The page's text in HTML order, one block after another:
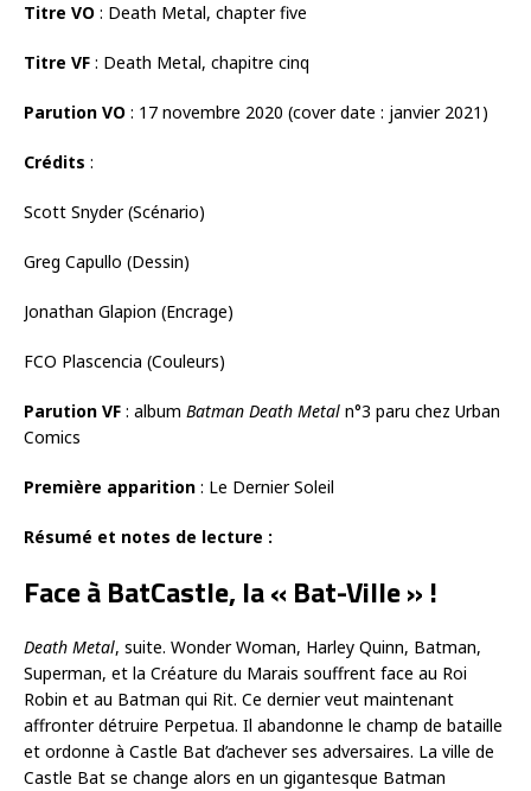
Titre VO : Death Metal, chapter five
Titre VF : Death Metal, chapitre cinq
Parution VO : 17 novembre 2020 (cover date : janvier 2021)
Crédits :
Scott Snyder (Scénario)
Greg Capullo (Dessin)
Jonathan Glapion (Encrage)
FCO Plascencia (Couleurs)
Parution VF : album Batman Death Metal n°3 paru chez Urban
Comics
Première apparition : Le Dernier Soleil
Résumé et notes de lecture :
Face à BatCastle, la « Bat-Ville » !
Death Metal, suite. Wonder Woman, Harley Quinn, Batman,
Superman, et la Créature du Marais souffrent face au Roi
Robin et au Batman qui Rit. Ce dernier veut maintenant
affronter détruire Perpetua. Il abandonne le champ de bataille
et ordonne à Castle Bat d’achever ses adversaires. La ville de
Castle Bat se change alors en un gigantesque Batman